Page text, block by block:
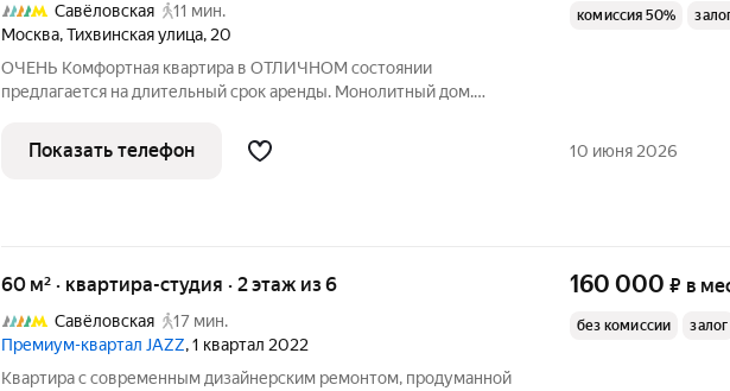
Савёловская
11 мин.
Москва,Тихвинская улица, 20
ОЧЕНЬ Комфортная квартира в ОТЛИЧНОМ состоянии
предлагается на длительный срок аренды. Монолитный дом.
атмосфера. ВСЯ Бытовая техника и Мебель ВЫСОКОГО качества.
САНУзел ЕВРО Стандарт..
комиссия 50%
Показать телефон 10 июня 2026
60 м² · квартира-студия · 2 этаж из 6
Савёловская
17 мин.
Премиум-квартал JAZZ, 1 квартал 2022
Квартира с современным дизайнерским ремонтом, продуманной
160 000 ₽ в
без комиссии залог